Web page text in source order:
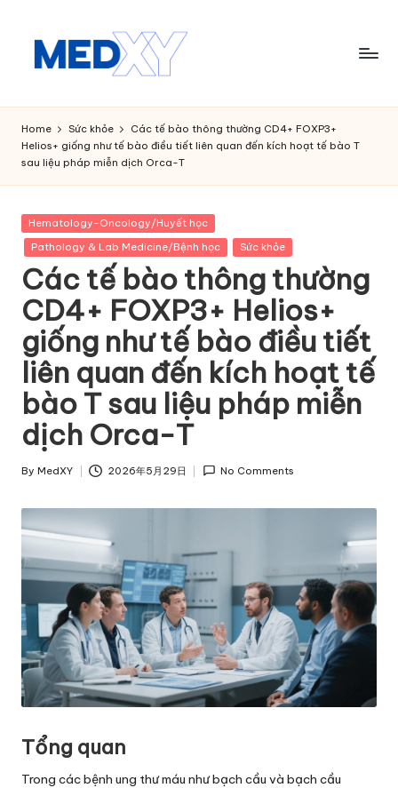
M
e
d
x
y
A
I
Home Sức khỏe
Các tế bào thông thường CD4+ FOXP3+
Helios+ giống như tế bào điều tiết liên quan đến kích hoạt tế bào T
sau liệu pháp miễn dịch Orca-T
Posted
in
Hematology-Oncology/Huyết học
Pathology & Lab Medicine/Bệnh học
Sức khỏe
Các tế bào thông thường
CD4+ FOXP3+ Helios+
giống như tế bào điều tiết
liên quan đến kích hoạt tế
bào T sau liệu pháp miễn
dịch Orca-T
Posted
By MedXY 2026年5月29日 No Comments
Tổng quan
Trong các bệnh ung thư máu như bạch cầu và bạch cầu